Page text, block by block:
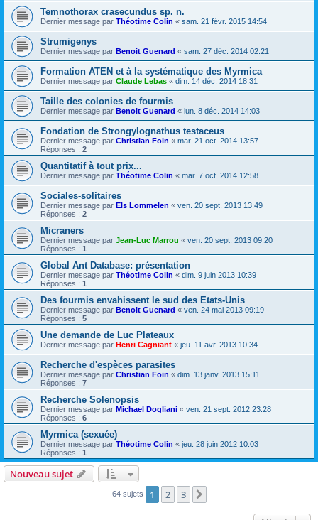
Temnothorax crasecundus sp. n.
Dernier message par Théotime Colin « sam. 21 févr. 2015 14:54
Strumigenys
Dernier message par Benoit Guenard « sam. 27 déc. 2014 02:21
Formation ATEN et à la systématique des Myrmica
Dernier message par Claude Lebas « dim. 14 déc. 2014 18:31
Taille des colonies de fourmis
Dernier message par Benoit Guenard « lun. 8 déc. 2014 14:03
Fondation de Strongylognathus testaceus
Dernier message par Christian Foin « mar. 21 oct. 2014 13:57
Réponses : 2
Quantitatif à tout prix...
Dernier message par Théotime Colin « mar. 7 oct. 2014 12:58
Sociales-solitaires
Dernier message par Els Lommelen « ven. 20 sept. 2013 13:49
Réponses : 2
Micraners
Dernier message par Jean-Luc Marrou « ven. 20 sept. 2013 09:20
Réponses : 1
Global Ant Database: présentation
Dernier message par Théotime Colin « dim. 9 juin 2013 10:39
Réponses : 1
Des fourmis envahissent le sud des Etats-Unis
Dernier message par Benoit Guenard « ven. 24 mai 2013 09:19
Réponses : 5
Une demande de Luc Plateaux
Dernier message par Henri Cagniant « jeu. 11 avr. 2013 10:34
Recherche d'espèces parasites
Dernier message par Christian Foin « dim. 13 janv. 2013 15:11
Réponses : 7
Recherche Solenopsis
Dernier message par Michael Dogliani « ven. 21 sept. 2012 23:28
Réponses : 6
Myrmica (sexuée)
Dernier message par Théotime Colin « jeu. 28 juin 2012 10:03
Réponses : 1
Nouveau sujet
64 sujets 1 2 3